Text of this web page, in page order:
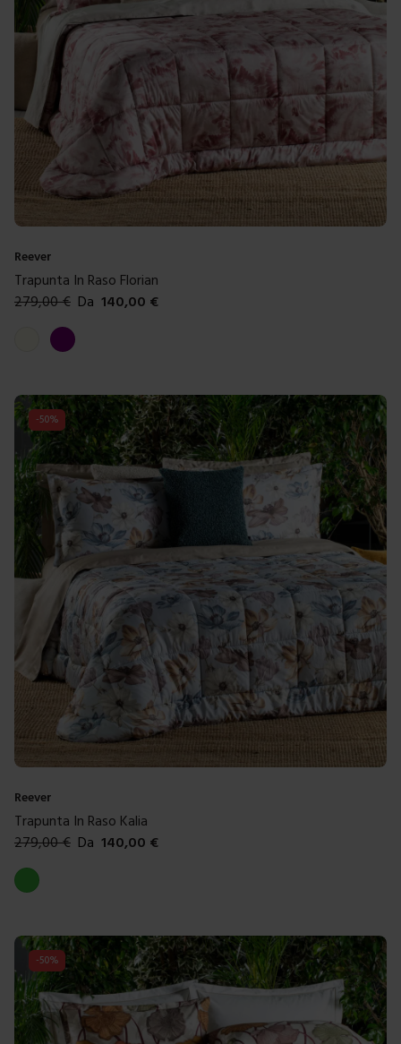
Reever
Trapunta In Raso Florian
279,00€ Da 140,00 €
Colori disponibili
AvorioViola
-50%
Reever
Trapunta In Raso Kalia
279,00€ Da 140,00 €
Colori disponibili
Verde
-50%